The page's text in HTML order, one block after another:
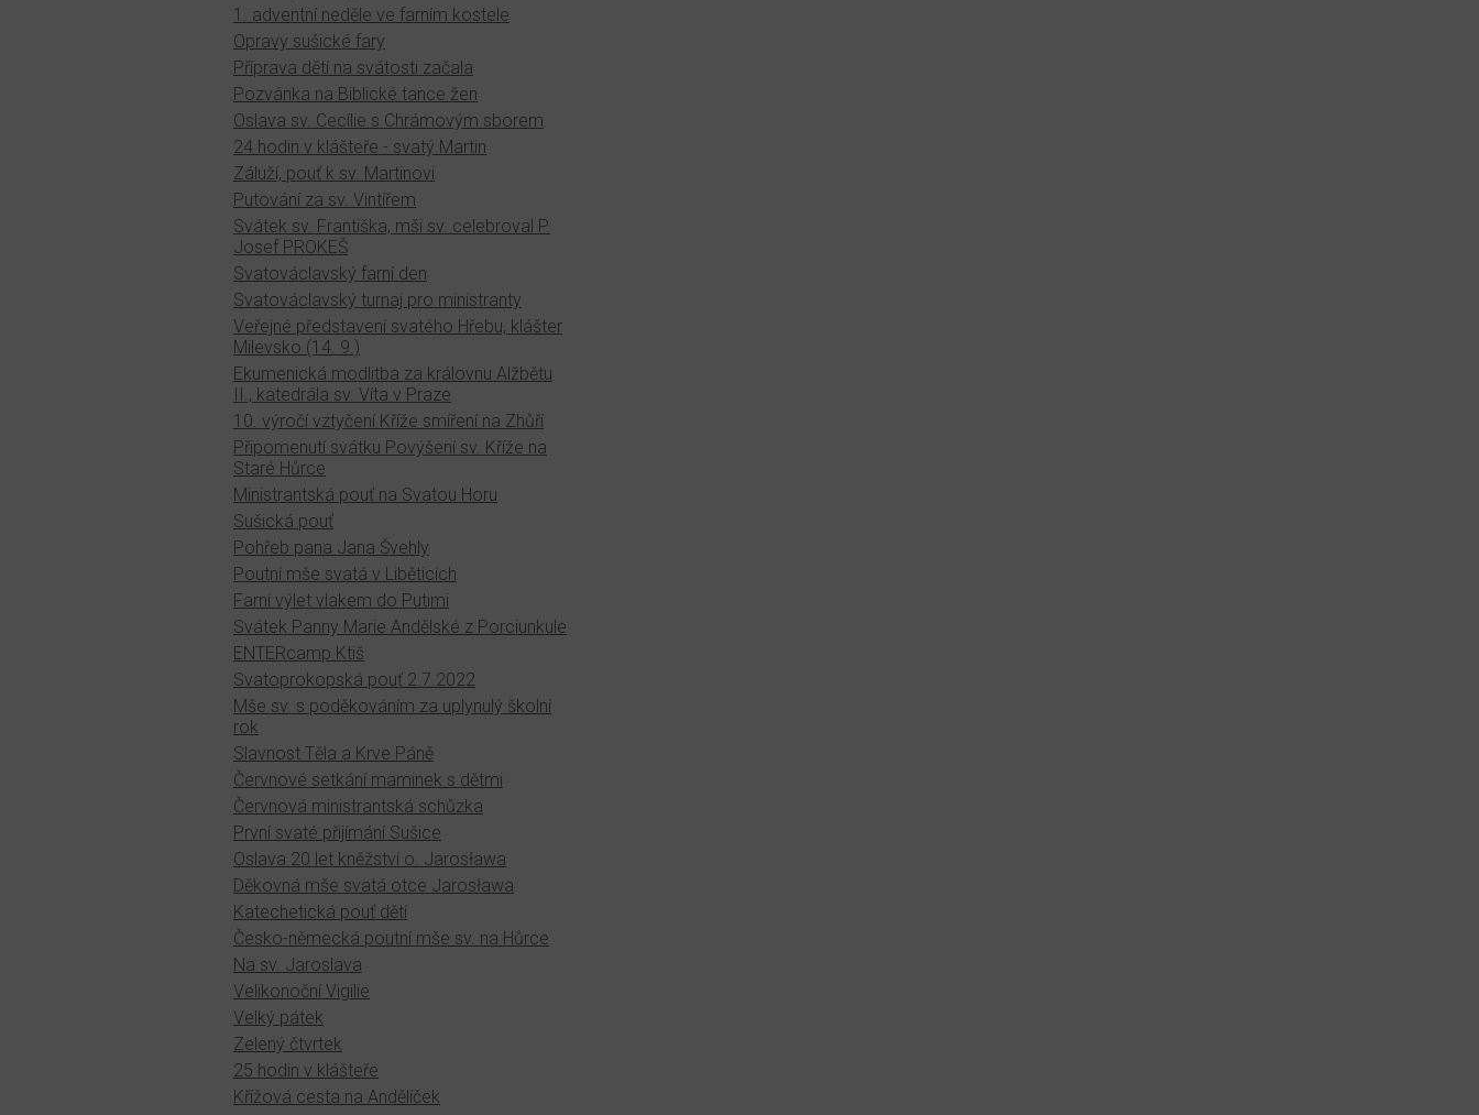
1. adventní neděle ve farním kostele
Opravy sušické fary
Příprava dětí na svátosti začala
Pozvánka na Biblické tance žen
Oslava sv. Cecílie s Chrámovým sborem
24 hodin v klášteře - svatý Martin
Záluží, pouť k sv. Martinovi
Putování za sv. Vintířem
Svátek sv. Františka, mši sv. celebroval P.
Josef PROKEŠ
Svatováclavský farní den
Svatováclavský turnaj pro ministranty
Veřejné představení svatého Hřebu, klášter
Milevsko (14. 9.)
Ekumenická modlitba za královnu Alžbětu
II., katedrála sv. Víta v Praze
10. výročí vztyčení Kříže smíření na Zhůří
Připomenutí svátku Povýšení sv. Kříže na
Staré Hůrce
Ministrantská pouť na Svatou Horu
Sušická pouť
Pohřeb pana Jana Švehly
Poutní mše svatá v Liběticích
Farní výlet vlakem do Putimi
Svátek Panny Marie Andělské z Porciunkule
ENTERcamp Ktiš
Svatoprokopská pouť 2.7.2022
Mše sv. s poděkováním za uplynulý školní
rok
Slavnost Těla a Krve Páně
Červnové setkání maminek s dětmi
Červnová ministrantská schůzka
První svaté přijímání Sušice
Oslava 20 let kněžství o. Jarosława
Děkovná mše svatá otce Jarosława
Katechetická pouť dětí
Česko-německá poutní mše sv. na Hůrce
Na sv. Jaroslava
Velikonoční Vigilie
Velký pátek
Zelený čtvrtek
25 hodin v klášteře
Křížová cesta na Andělíček